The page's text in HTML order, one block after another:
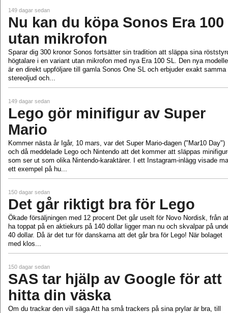
149 dagar sedan
Nu kan du köpa Sonos Era 100
utan mikrofon
Sparar dig 300 kronor Sonos fortsätter sin tradition att släppa sina
högtalare i en variant utan mikrofon med nya Era 100 SL. Den nya
är en direkt uppföljare till gamla Sonos One SL och erbjuder exakt samma
stereoljud och...
149 dagar sedan
Lego gör minifigur av Super
Mario
Kommer nästa år Igår, 10 mars, var det Super Mario-dagen ("Mar10 Day")
och då meddelade Lego och Nintendo att det kommer att släppas
som ser ut som olika Nintendo-karaktärer. I ett Instagram-inlägg visade
ett exempel på hu...
150 dagar sedan
Det går riktigt bra för Lego
Ökade försäljningen med 12 procent Det går uselt för Novo Nordisk, från
ha toppat på en aktiekurs på 140 dollar ligger man nu och skvalpar på
40 dollar. Då är det tur för danskarna att det går bra för Lego! När bolaget
med klos...
150 dagar sedan
SAS tar hjälp av Google för att
hitta din väska
Om du trackar den vill säga Att ha små trackers på sina prylar är bra, till